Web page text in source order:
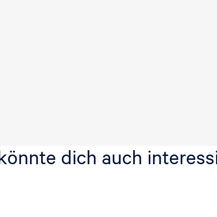
dich auch